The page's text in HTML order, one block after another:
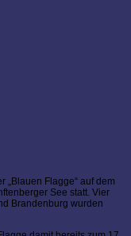
„Blauen Flagge“ auf dem
See statt. Vier
Brandenburg wurden